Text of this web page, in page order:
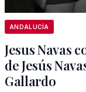
ANDALUCÍA
Jesus Navas
de Jesús
Gallardo